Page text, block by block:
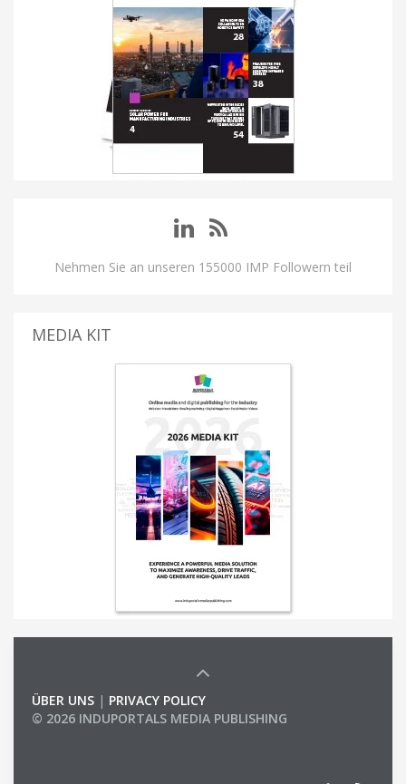
Nehmen Sie an unseren 155000 IMP Followern teil
MEDIA KIT
ÜBER UNS | PRIVACY POLICY
© 2026 INDUPORTALS MEDIA PUBLISHING